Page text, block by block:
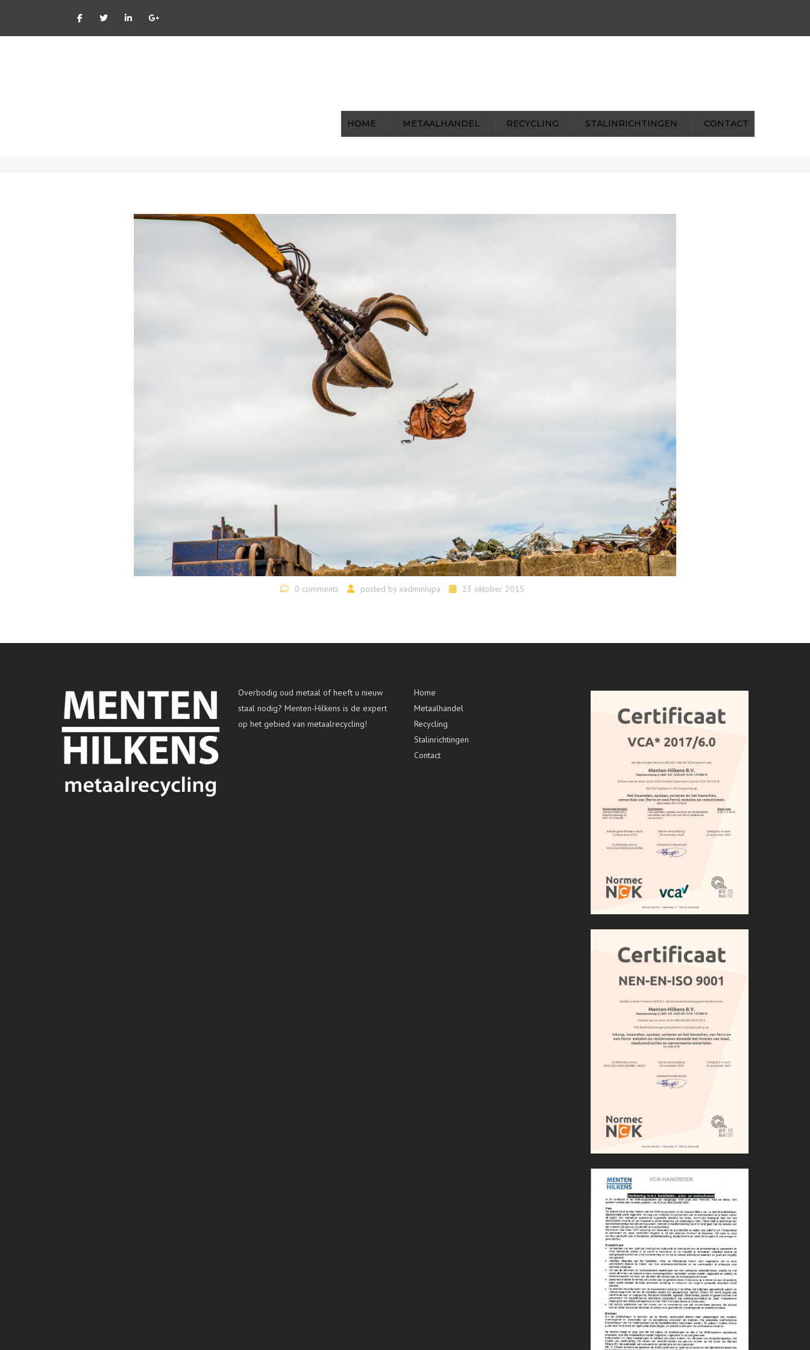
HOME METAALHANDEL RECYCLING STALINRICHTINGEN CONTACT
Home Recycling 2015_08_Menten-Hilkens_163
0 comments posted by xadminlupa 23 oktober 2015
Overbodig oud metaal of heeft u nieuw
staal nodig? Menten-Hilkens is de expert
op het gebied van metaalrecycling!
Home
Metaalhandel
Recycling
Stalinrichtingen
Contact